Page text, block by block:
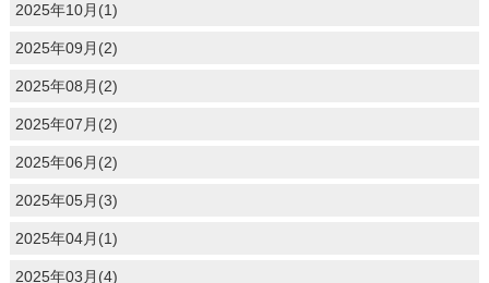
2025年10月(1)
2025年09月(2)
2025年08月(2)
2025年07月(2)
2025年06月(2)
2025年05月(3)
2025年04月(1)
2025年03月(4)